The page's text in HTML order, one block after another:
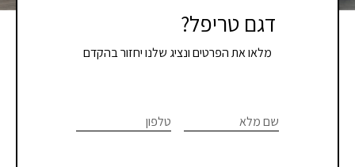
דגם טריפל?
מלאו את הפרטים ונציג שלנו יחזור בהקדם
פגישת
שם מלא טלפון
are